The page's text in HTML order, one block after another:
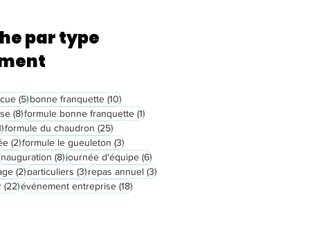
par type
(5)5 posts
bonne franquette (10)10 posts
(8)8 posts
formule bonne franquette (1)1 post
1 post
formule du chaudron (25)25 posts
(2)2 posts
formule le gueuleton (3)3 posts
posts
(8)8 posts
journée d'équipe (6)6 posts
(2)2 posts
particuliers (3)3 posts
repas annuel (3)3 posts
(22)22 posts
événement entreprise (18)18 posts